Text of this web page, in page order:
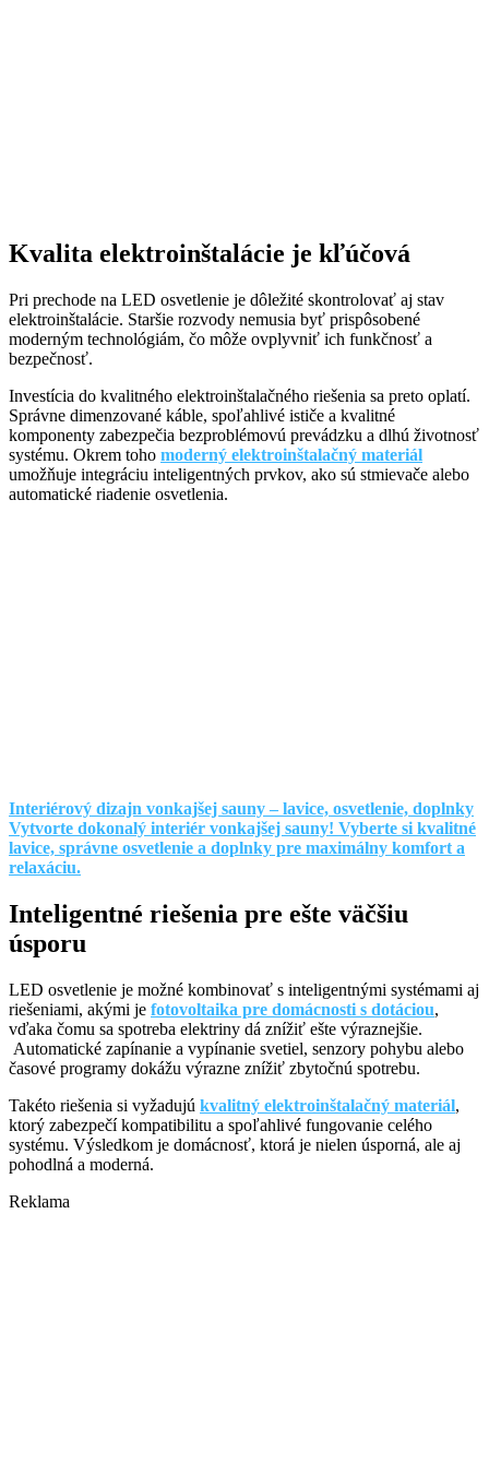
Kvalita elektroinštalácie je kľúčová
Pri prechode na LED osvetlenie je dôležité skontrolovať aj stav
elektroinštalácie. Staršie rozvody nemusia byť prispôsobené
moderným technológiám, čo môže ovplyvniť ich funkčnosť a
bezpečnosť.
Investícia do kvalitného elektroinštalačného riešenia sa preto oplatí.
Správne dimenzované káble, spoľahlivé ističe a kvalitné
komponenty zabezpečia bezproblémovú prevádzku a dlhú životnosť
systému. Okrem toho moderný elektroinštalačný materiál
umožňuje integráciu inteligentných prvkov, ako sú stmievače alebo
automatické riadenie osvetlenia.
Interiérový dizajn vonkajšej sauny – lavice, osvetlenie, doplnky
Vytvorte dokonalý interiér vonkajšej sauny! Vyberte si kvalitné
lavice, správne osvetlenie a doplnky pre maximálny komfort a
relaxáciu.
Inteligentné riešenia pre ešte väčšiu
úsporu
LED osvetlenie je možné kombinovať s inteligentnými systémami aj
riešeniami, akými je fotovoltaika pre domácnosti s dotáciou,
vďaka čomu sa spotreba elektriny dá znížiť ešte výraznejšie.
Automatické zapínanie a vypínanie svetiel, senzory pohybu alebo
časové programy dokážu výrazne znížiť zbytočnú spotrebu.
Takéto riešenia si vyžadujú kvalitný elektroinštalačný materiál,
ktorý zabezpečí kompatibilitu a spoľahlivé fungovanie celého
systému. Výsledkom je domácnosť, ktorá je nielen úsporná, ale aj
pohodlná a moderná.
Reklama